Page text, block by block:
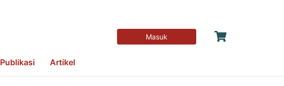
Masuk
Publikasi Artikel